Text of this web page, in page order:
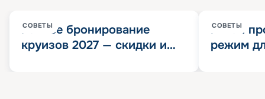
СОВЕТЫ
Раннее бронирование
круизов 2027 — скидки и
СОВЕТЫ
Китай
режим